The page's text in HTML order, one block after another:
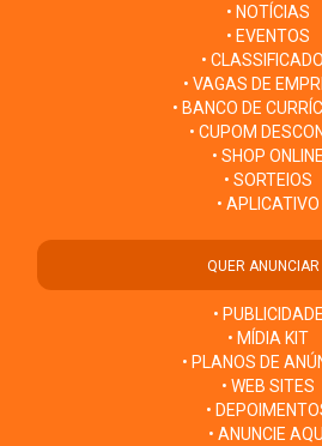
• NOTÍCIAS
• EVENTOS
•
• VAGAS DE
• BANCO DE
• CUPOM
• SHOP ONLINE
• SORTEIOS
• APLICATIVO
QUER ANUNCIAR
• PUBLICIDADE
• MÍDIA KIT
• PLANOS DE
• WEB SITES
•
• ANUNCIE AQUI